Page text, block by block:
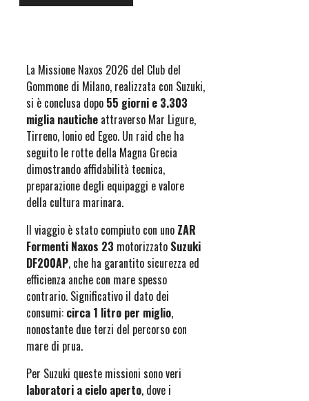
La Missione Naxos 2026 del Club del
Gommone di Milano, realizzata con Suzuki,
si è conclusa dopo 55 giorni e 3.303
miglia nautiche attraverso Mar Ligure,
Tirreno, Ionio ed Egeo. Un raid che ha
seguito le rotte della Magna Grecia
dimostrando affidabilità tecnica,
preparazione degli equipaggi e valore
della cultura marinara.
Il viaggio è stato compiuto con uno ZAR
Formenti Naxos 23 motorizzato Suzuki
DF200AP, che ha garantito sicurezza ed
efficienza anche con mare spesso
contrario. Significativo il dato dei
consumi: circa 1 litro per miglio,
nonostante due terzi del percorso con
mare di prua.
Per Suzuki queste missioni sono veri
laboratori a cielo aperto, dove i